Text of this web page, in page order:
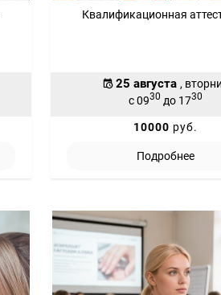
Квалификационная
25 августа ,
с 0930 до 1730
10000 руб.
Подробнее